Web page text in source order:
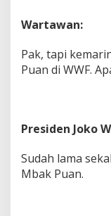
Wartawan:
Pak, tapi
Puan di WWF.
Presiden Joko
Sudah lama
Mbak Puan.